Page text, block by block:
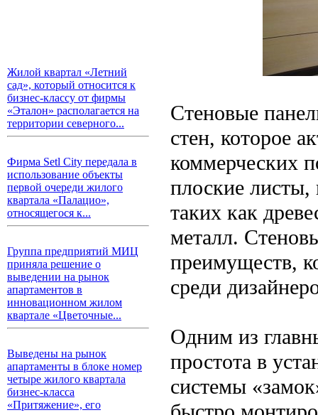
Жилой квартал «Летний
сад», который относится к
бизнес-классу от фирмы
«Эталон» располагается на
территории северного...
Фирма Setl City передала в
использование объекты
первой очереди жилого
квартала «Палацио»,
относящегося к...
Группа предприятий МИЦ
приняла решение о
выведении на рынок
апартаментов в
инновационном жилом
квартале «Цветочные...
Выведены на рынок
апартаменты в блоке номер
четыре жилого квартала
бизнес-класса
«Притяжение», его
Стеновые
стен, которое
коммерческих
плоские листы,
таких как
металл.
преимуществ,
среди
Одним из
простота в
системы